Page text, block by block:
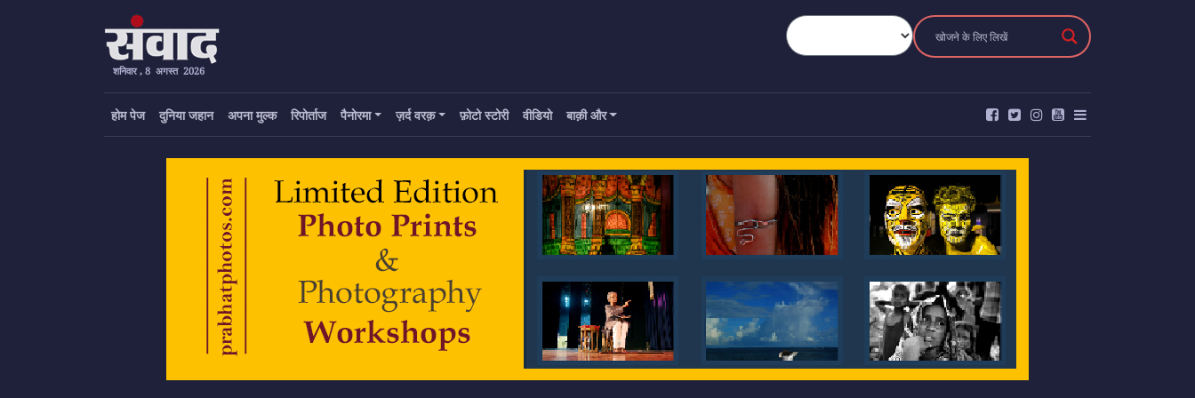
शनिवार , 8 अगस्त 2026
होम पेज दुनिया जहान अपना मुल्क रिपोर्ताज पैनोरमा ज़र्द वरक़ फ़ोटो स्टोरी वीडियो बाक़ी और